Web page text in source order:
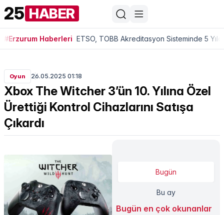
25 HABER
#Erzurum Haberleri ETSO, TOBB Akreditasyon Sisteminde 5
Oyun 26.05.2025 01:18
Xbox The Witcher 3’ün 10. Yılına Özel
Ürettiği Kontrol Cihazlarını Satışa
Çıkardı
Bugün
Bu ay
Bugün en çok okunanlar